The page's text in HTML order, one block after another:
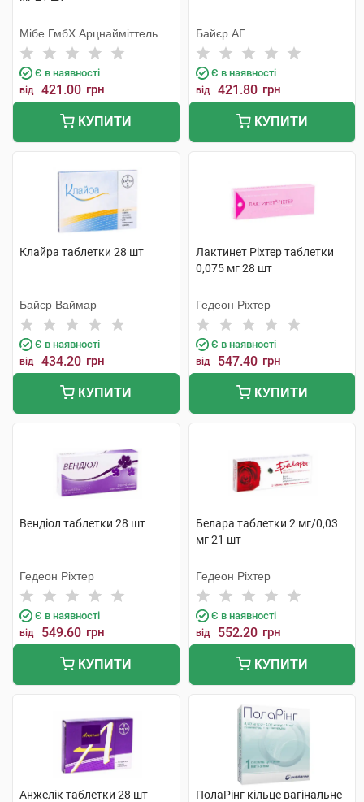
Мібе ГмбХ Арцнайміттель
Є в наявності
від 421.00 грн
КУПИТИ
Байєр АГ
Є в наявності
від 421.80 грн
КУПИТИ
Клайра таблетки 28 шт
Байєр Ваймар
Є в наявності
від 434.20 грн
КУПИТИ
Лактинет Ріхтер таблетки
0,075 мг 28 шт
Гедеон Ріхтер
Є в наявності
від 547.40 грн
КУПИТИ
Вендіол таблетки 28 шт
Гедеон Ріхтер
Є в наявності
від 549.60 грн
КУПИТИ
Белара таблетки 2 мг/0,03
мг 21 шт
Гедеон Ріхтер
Є в наявності
від 552.20 грн
КУПИТИ
Анжелік таблетки 28 шт
ПолаРінг кільце вагінальне